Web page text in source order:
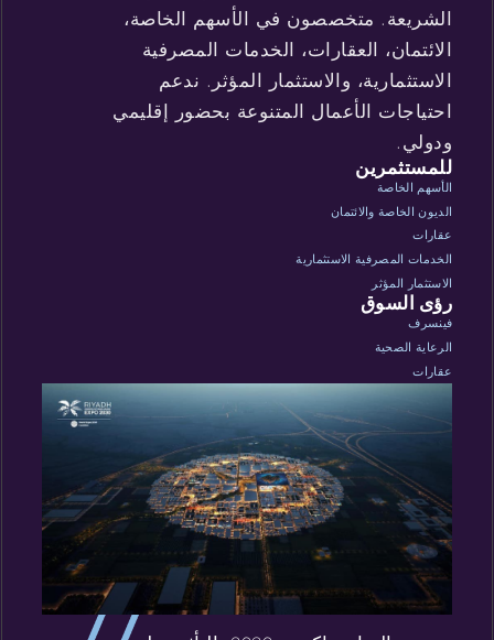
الشريعة. متخصصون في الأسهم الخاصة،
الائتمان، العقارات، الخدمات المصرفية
الاستثمارية، والاستثمار المؤثر. ندعم
احتياجات الأعمال المتنوعة بحضور إقليمي
ودولي.
للمستثمرين
الأسهم الخاصة
الديون الخاصة والائتمان
عقارات
الخدمات المصرفية الاستثمارية
الاستثمار المؤثر
رؤى السوق
فينسرف
الرعاية الصحية
عقارات